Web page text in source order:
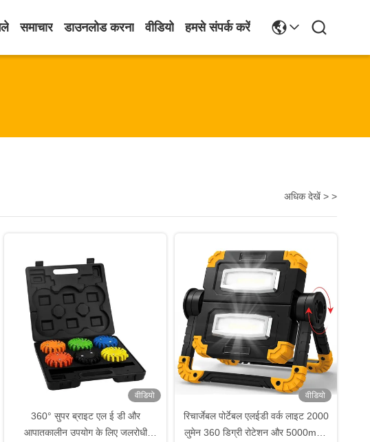
समाचार डाउनलोड करना वीडियो हमसे संपर्क करें
अधिक देखें > >
वीडियो
360° सुपर ब्राइट एल ई डी और
आपातकालीन उपयोग के लिए जलरोधी
वीडियो
रिचार्जेबल पोर्टेबल एलईडी वर्क लाइट 2000
लुमेन 360 डिग्री रोटेशन और 5000mAh